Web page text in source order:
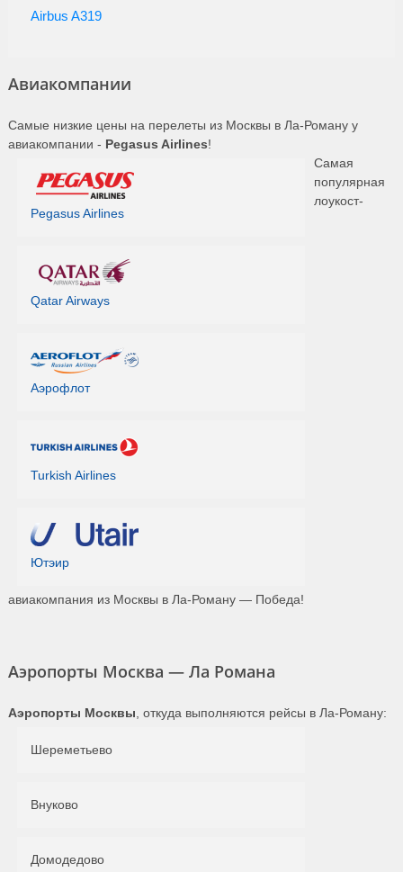
Airbus A319
Авиакомпании
Самые низкие цены на перелеты из Москвы в Ла-Роману у
авиакомпании - Pegasus Airlines!
Pegasus Airlines
Qatar Airways
Аэрофлот
Turkish Airlines
Ютэир
Самая
популярная
лоукост-
авиакомпания из Москвы в Ла-Роману — Победа!
Аэропорты Москва — Ла Романа
Аэропорты Москвы , откуда выполняются рейсы в Ла-Роману:
Шереметьево
Внуково
Домодедово